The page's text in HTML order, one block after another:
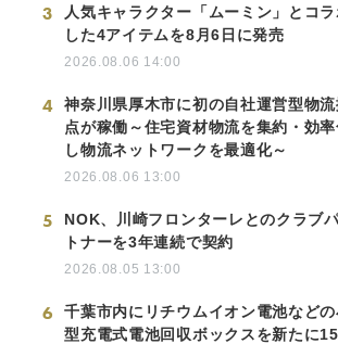
3
人気キャラクター「ムーミン」とコ
した4アイテムを8月6日に発売
2026.08.06 14:00
4
神奈川県厚木市に初の自社運営型物流
点が稼働～住宅資材物流を集約・効
し物流ネットワークを最適化～
2026.08.06 13:00
5
NOK、川崎フロンターレとのクラブ
トナーを3年連続で契約
2026.08.05 13:00
6
千葉市内にリチウムイオン電池など
型充電式電池回収ボックスを新たに